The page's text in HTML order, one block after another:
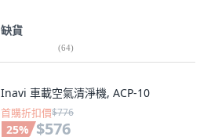
缺貨
(64)
Inavi 車載空氣清淨機, ACP-10
首購折扣價$776
25% $576